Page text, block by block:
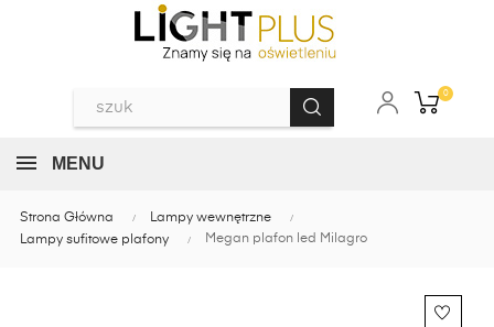
0
MENU
Strona Główna
Lampy wewnętrzne
Lampy sufitowe plafony
Megan plafon led Milagro